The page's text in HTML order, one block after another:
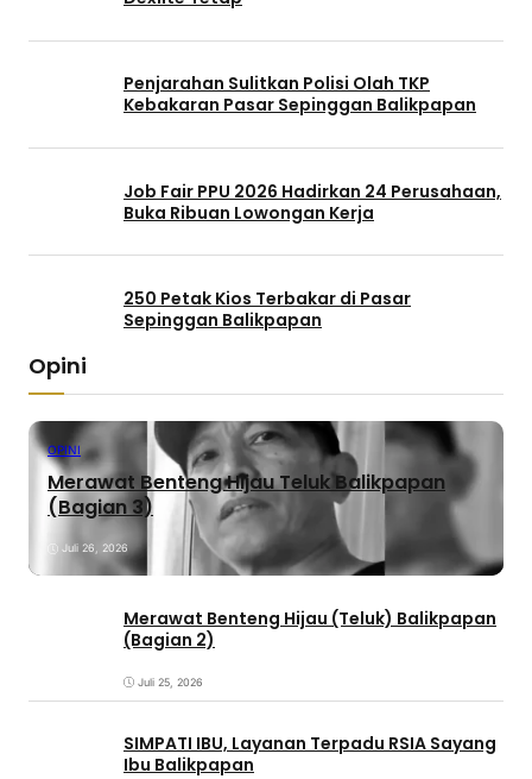
Penjarahan Sulitkan Polisi Olah TKP
Kebakaran Pasar Sepinggan Balikpapan
Job Fair PPU 2026 Hadirkan 24 Perusahaan,
Buka Ribuan Lowongan Kerja
250 Petak Kios Terbakar di Pasar
Sepinggan Balikpapan
Opini
OPINI
Merawat Benteng Hijau Teluk Balikpapan
(Bagian 3)
Juli 26, 2026
Merawat Benteng Hijau (Teluk) Balikpapan
(Bagian 2)
Juli 25, 2026
SIMPATI IBU, Layanan Terpadu RSIA Sayang
Ibu Balikpapan